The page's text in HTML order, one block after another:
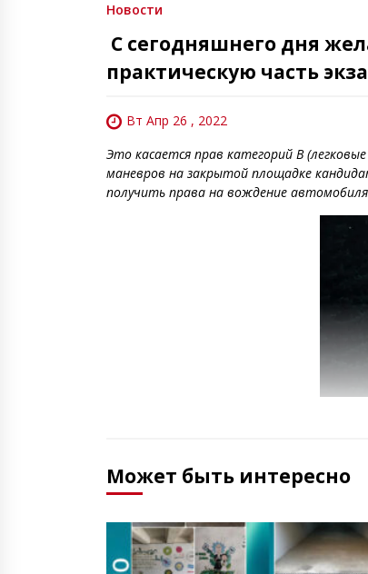
Новости
С сегодняшнего дня
практическую часть
Вт Апр 26 , 2022
Это касается прав категорий B
маневров на закрытой площадке
получить права на вождение
Может быть интересно